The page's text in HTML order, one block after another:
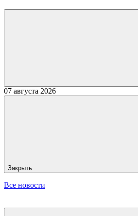
07 августа 2026
Закрыть
Все новости